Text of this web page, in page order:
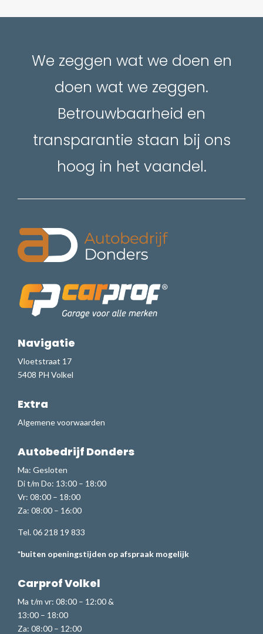
We zeggen wat we doen en
doen wat we zeggen.
Betrouwbaarheid en
transparantie staan bij ons
hoog in het vaandel.
Navigatie
Vloetstraat 17
5408 PH Volkel
Extra
Algemene voorwaarden
Autobedrijf Donders
Ma: Gesloten
Di t/m Do: 13:00 – 18:00
Vr: 08:00 – 18:00
Za: 08:00 – 16:00
Tel. 06 218 19 833
*buiten openingstijden op afspraak mogelijk
Carprof Volkel
Ma t/m vr: 08:00 – 12:00 &
13:00 – 18:00
Za: 08:00 – 12:00